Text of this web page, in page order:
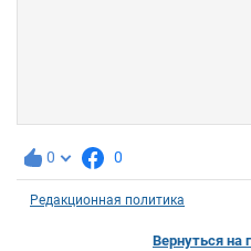
0 0
Редакционная политика
Вернуться на